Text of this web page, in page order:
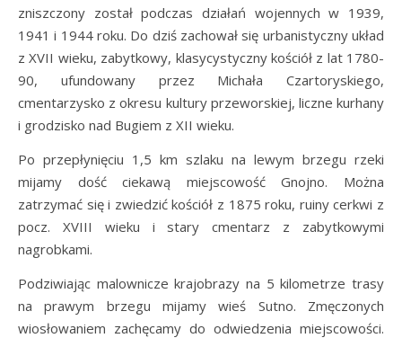
zniszczony został podczas działań wojennych w 1939,
1941 i 1944 roku. Do dziś zachował się urbanistyczny układ
z XVII wieku, zabytkowy, klasycystyczny kościół z lat 1780-
90, ufundowany przez Michała Czartoryskiego,
cmentarzysko z okresu kultury przeworskiej, liczne kurhany
i grodzisko nad Bugiem z XII wieku.
Po przepłynięciu 1,5 km szlaku na lewym brzegu rzeki
mijamy dość ciekawą miejscowość Gnojno. Można
zatrzymać się i zwiedzić kościół z 1875 roku, ruiny cerkwi z
pocz. XVIII wieku i stary cmentarz z zabytkowymi
nagrobkami.
Podziwiając malownicze krajobrazy na 5 kilometrze trasy
na prawym brzegu mijamy wieś Sutno. Zmęczonych
wiosłowaniem zachęcamy do odwiedzenia miejscowości.